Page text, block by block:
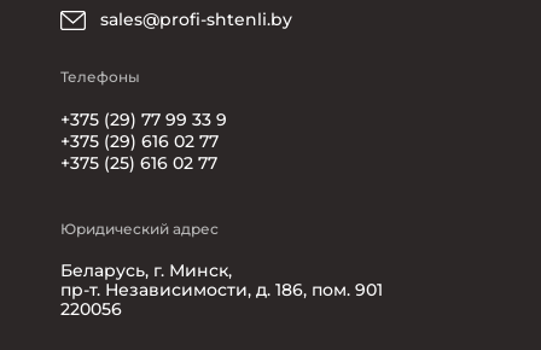
sales@profi-shtenli.by
Телефоны
+375 (29) 77 99 33 9
+375 (29) 616 02 77
+375 (25) 616 02 77
Юридический адрес
Беларусь, г. Минск,
пр-т. Независимости, д. 186, пом. 901
220056